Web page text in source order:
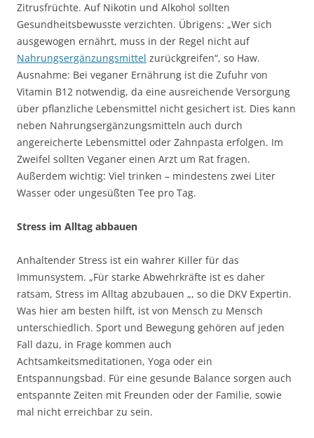
Zitrusfrüchte. Auf Nikotin und Alkohol sollten
Gesundheitsbewusste verzichten. Übrigens: „Wer sich
ausgewogen ernährt, muss in der Regel nicht auf
Nahrungsergänzungsmittel zurückgreifen“, so Haw.
Ausnahme: Bei veganer Ernährung ist die Zufuhr von
Vitamin B12 notwendig, da eine ausreichende Versorgung
über pflanzliche Lebensmittel nicht gesichert ist. Dies kann
neben Nahrungsergänzungsmitteln auch durch
angereicherte Lebensmittel oder Zahnpasta erfolgen. Im
Zweifel sollten Veganer einen Arzt um Rat fragen.
Außerdem wichtig: Viel trinken – mindestens zwei Liter
Wasser oder ungesüßten Tee pro Tag.
Stress im Alltag abbauen
Anhaltender Stress ist ein wahrer Killer für das
Immunsystem. „Für starke Abwehrkräfte ist es daher
ratsam, Stress im Alltag abzubauen „, so die DKV Expertin.
Was hier am besten hilft, ist von Mensch zu Mensch
unterschiedlich. Sport und Bewegung gehören auf jeden
Fall dazu, in Frage kommen auch
Achtsamkeitsmeditationen, Yoga oder ein
Entspannungsbad. Für eine gesunde Balance sorgen auch
entspannte Zeiten mit Freunden oder der Familie, sowie
mal nicht erreichbar zu sein.